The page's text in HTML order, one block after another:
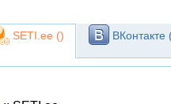
SETI.ee () ВКонтакте